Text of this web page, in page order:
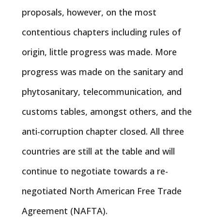
proposals, however, on the most
contentious chapters including rules of
origin, little progress was made. More
progress was made on the sanitary and
phytosanitary, telecommunication, and
customs tables, amongst others, and the
anti-corruption chapter closed. All three
countries are still at the table and will
continue to negotiate towards a re-
negotiated North American Free Trade
Agreement (NAFTA).